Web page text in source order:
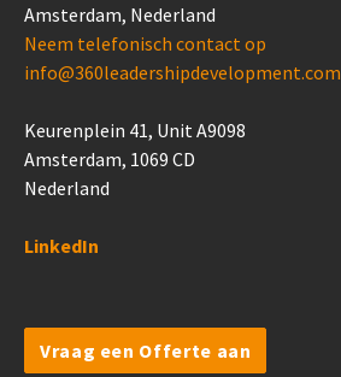
Amsterdam, Nederland
Neem telefonisch contact op
info@360leadershipdevelopment.com
Keurenplein 41, Unit A9098
Amsterdam, 1069 CD
Nederland
LinkedIn
Vraag een Offerte aan